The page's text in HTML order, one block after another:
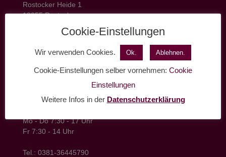
Rostocker Heide 1
18055 Rostock
Tel.: 0381 37 50 77 22
Öffnungszeiten:
Sa 11 - 17 Uhr
18182 Bentwisch
Mo - Do 7:30 - 17 Uhr
Fr 7:30 - 14 Uhr
Tel.: 0381-36445790
Cookie-Einstellungen
Wir verwenden Cookies. Ok. Ablehnen.
Cookie-Einstellungen selber vornehmen: Cookie
Einstellungen
Weitere Infos in der Datenschutzerklärung